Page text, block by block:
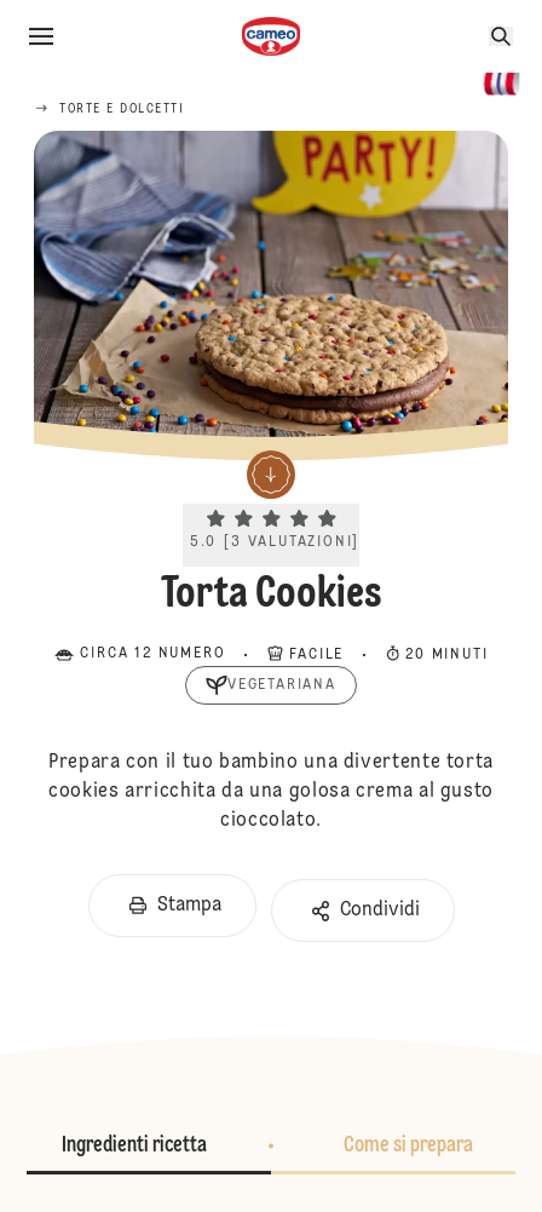
TORTE E DOLCETTI
Current rating 5.0. Click to rate.
5.0 3 VALUTAZIONI
Torta Cookies
CIRCA 12 NUMERO FACILE 20 MINUTI
VEGETARIANA
Prepara con il tuo bambino una divertente torta
cookies arricchita da una golosa crema al gusto
cioccolato.
Stampa Condividi
Ingredienti ricetta Come si prepara